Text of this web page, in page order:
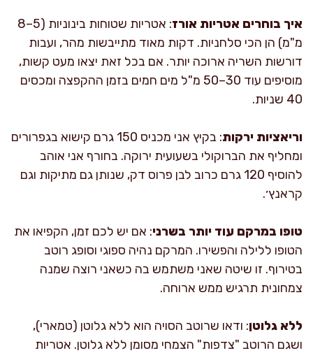
איך בוחרים אטריות אורז
: אטריות שטוחות בינוניות (5–8
מ"מ) הן הכי סלחניות. דקות מאוד מתייבשות מהר, ועבות
דורשות השריה ארוכה יותר. אם בכל זאת יצאו מעט קשות,
מוסיפים עוד 30–50 מ"ל מים חמים בזמן ההקפצה ומכסים
40 שניות.
וריאציות ירקות
: בקיץ אני מכניס 150 גרם קישוא בגפרורים
ומחליף את הברוקולי בשעועית ירוקה. בחורף אני אוהב
להוסיף 120 גרם כרוב לבן פרוס דק, שנותן גם מתיקות וגם
קראנץ׳.
טופו במרקם עוד יותר בשרני: אם יש לכם זמן, הקפיאו את
הטופו ללילה והפשירו. המרקם נהיה ספוגי וסופג רוטב
בטירוף. זו שיטה שאני משתמש בה כשאני רוצה שמנה
צמחונית תרגיש ממש ארוחה.
ללא גלוטן: ודאו שרוטב הסויה הוא ללא גלוטן (טמארי),
ושגם הרוטב "צדפות" הצמחי מסומן ללא גלוטן. אטריות